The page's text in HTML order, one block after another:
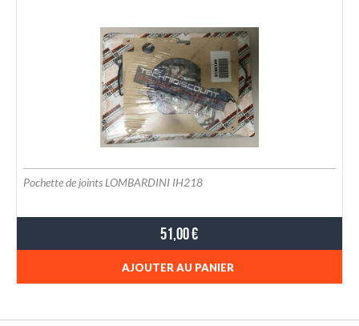
Pochette de joints LOMBARDINI IH218
51,00 €
AJOUTER AU PANIER